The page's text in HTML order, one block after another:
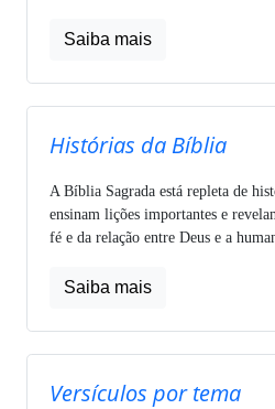
Saiba mais
Histórias da Bíblia
A Bíblia Sagrada está repleta de
ensinam lições importantes e
fé e da relação entre Deus e a
Saiba mais
Versículos por tema